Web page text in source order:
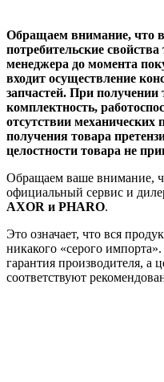
Обращаем внимание, что
потребительские
менеджера до момента
входит осуществление
запчастей. При получении
комплектность,
отсутствии
получения товара
целостности товара не
Обращаем ваше внимание,
официальный сервис и
AXOR и PHARO.
Это означает, что вся
никакого «серого
гарантия производителя, а
соответствуют